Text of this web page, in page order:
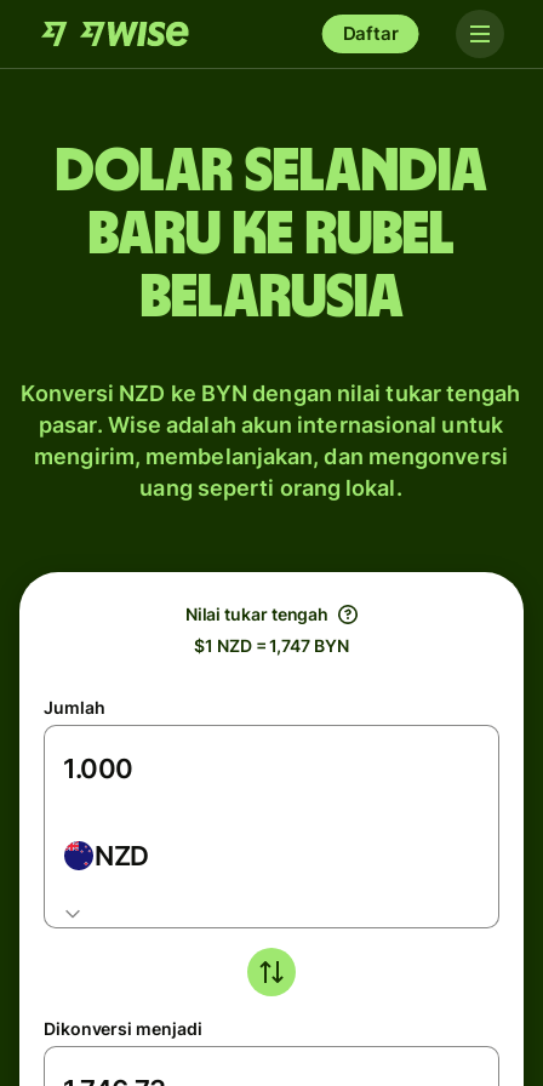
Daftar
dolar Selandia
Baru ke rubel
Belarusia
Konversi NZD ke BYN dengan nilai tukar tengah
pasar. Wise adalah akun internasional untuk
mengirim, membelanjakan, dan mengonversi
uang seperti orang lokal.
Nilai tukar tengah
$1 NZD = 1,747 BYN
Jumlah
NZD
Dikonversi menjadi